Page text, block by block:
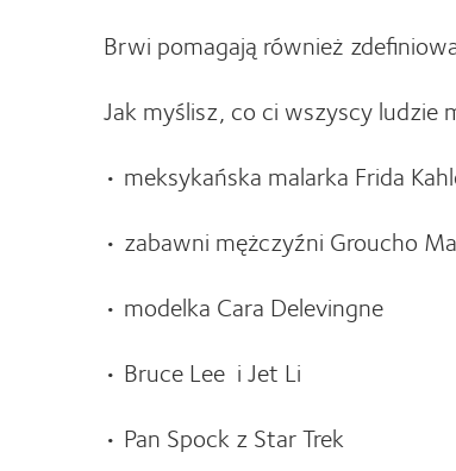
Brwi pomagają również
Jak myślisz, co ci wszyscy ludzie
• meksykańska malarka Frida
• zabawni mężczyźni Groucho
• modelka Cara Delevingne
• Bruce Lee i Jet Li
• Pan Spock z Star Trek